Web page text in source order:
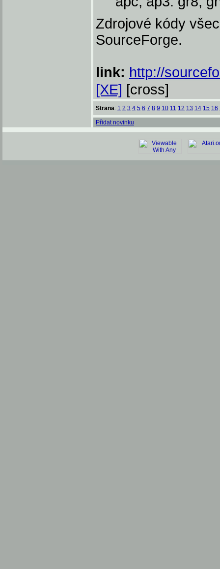
Zdrojové kódy
SourceForge.
link: http://
[XE] [cross]
Strana: 1 2 3 4 5 6 7 8 9 10 11 12 13 14 15 16
Přidat novinku